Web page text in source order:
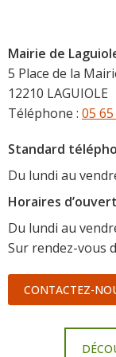
Mairie de
5 Place de la
12210 LAGUIOLE
Téléphone : 05
Standard
Du lundi au
Horaires
Du lundi au
Sur rendez-vous
CONTACTEZ-